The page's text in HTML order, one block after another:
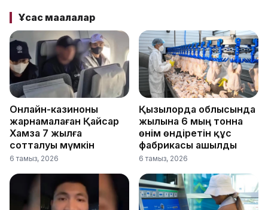
Ұқсас мақалалар
Онлайн-казиноны
жарнамалаған Қайсар
Хамза 7 жылға
сотталуы мүмкін
6 тамыз, 2026
Қызылорда облысында
жылына 6 мың тонна
өнім өндіретін құс
фабрикасы ашылды
6 тамыз, 2026